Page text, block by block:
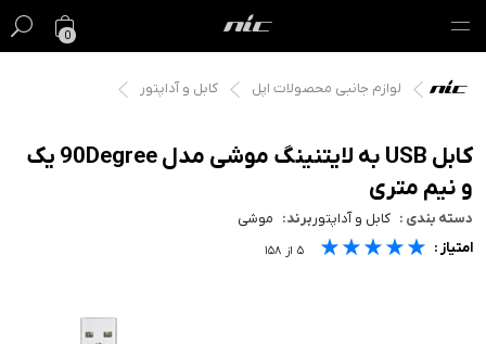
0
گیفت کارت
فروش ویژه
مک
آیفون
لوازم جانبی محصولات اپل کابل و آداپتور
کابل USB به لایتنینگ موشی مدل 90Degree یک
و نیم متری
دسته بندی : کابل و آداپتوربرند: موشی
امتیاز : ★★★★★
★★★★★
★★★★★ ۵ از ۱۵۸